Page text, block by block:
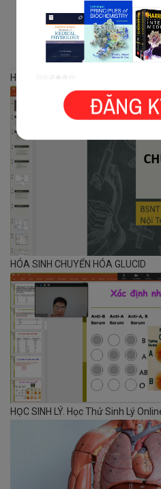
HỌC NỘI KHOA. BÀI XƠ GAN LUYỆN
HÓA SINH CHUYỂN HÓA GLUCID
HỌC SINH LÝ. Học Thử Sinh Lý